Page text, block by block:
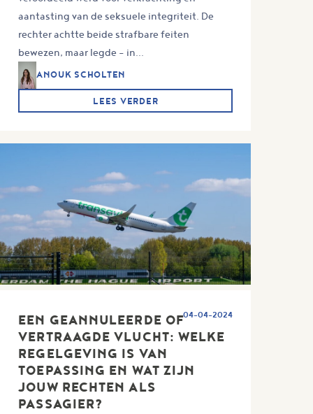
aantasting van de seksuele integriteit. De
rechter achtte beide strafbare feiten
bewezen, maar legde – in...
ANOUK SCHOLTEN
LEES VERDER
EEN GEANNULEERDE OF
VERTRAAGDE VLUCHT: WELKE
REGELGEVING IS VAN
TOEPASSING EN WAT ZIJN
JOUW RECHTEN ALS
PASSAGIER?
04-04-2024